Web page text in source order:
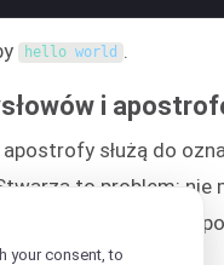
hello world .
i
służą do
to problem: nie
przeciwnym razie
your consent, to